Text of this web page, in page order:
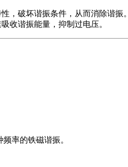
，破坏谐振条件，从而消除谐振。
收谐振能量，抑制过电压。
率的铁磁谐振。